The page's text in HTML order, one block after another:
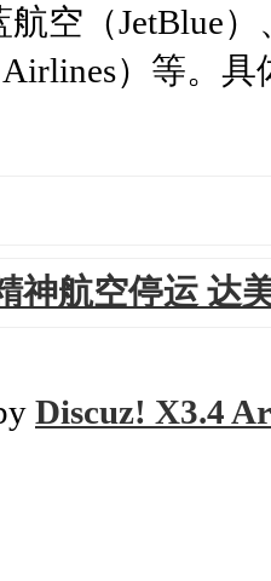
空（JetBlue
）等。
神航空停运 达
Discuz! X3.4